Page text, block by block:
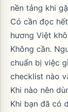
nền tảng khi
Có cần đọc
hương Việt
Không cần.
chuẩn bị việc
checklist nào
Khi nào nên
Khi bạn đã có